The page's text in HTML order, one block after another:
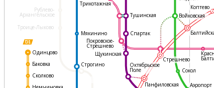
Рублево-
Архангельское
Троице-Лыково
Аэропорт
Сокол
Коптево
Войковская
Трикотажная
Тушинская
Мякинино
Строгино
Одинцово
Баковка
Сколково
Спартак
Стрешнево
Щукинская
Октябрьское
Поле
Панфиловская
Покровское-
Стрешнево